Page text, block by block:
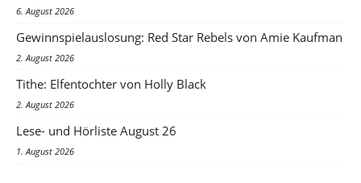
6. August 2026
Gewinnspielauslosung: Red Star Rebels von Amie Kaufman
2. August 2026
Tithe: Elfentochter von Holly Black
2. August 2026
Lese- und Hörliste August 26
1. August 2026